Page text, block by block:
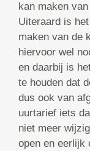
kan maken
Uiteraard is
maken van de
hiervoor wel
en daarbij is
te houden dat
dus ook van
uurtarief iets
niet meer
open en eerlijk